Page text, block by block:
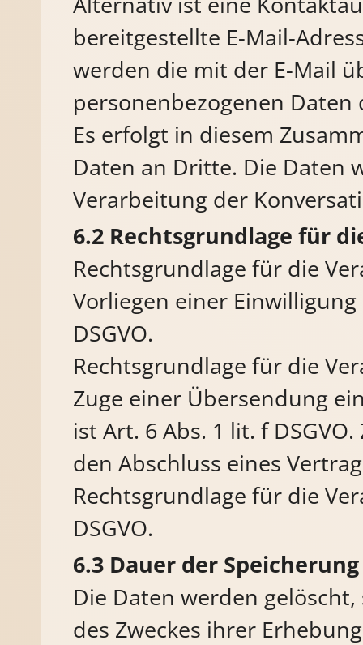
bereitgestellte E-Mail-
werden die mit der E-Mail
personenbezogenen
Es erfolgt in diesem
Daten an Dritte. Die Daten
Verarbeitung der
Rechtsgrundlage für
Rechtsgrundlage für die
Vorliegen einer
DSGVO.
Rechtsgrundlage für die
Zuge einer Übersendung
ist Art. 6 Abs. 1 lit. f
den Abschluss eines
Rechtsgrundlage für die
DSGVO.
Dauer der Speicherung
Die Daten werden
des Zweckes ihrer